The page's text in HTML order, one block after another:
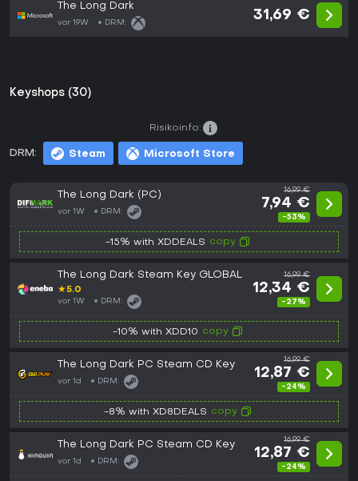
The Long Dark
vor 19W DRM:
31,69 €
Keyshops (30)
DRM: Steam Microsoft Store
Risikoinfo:
The Long Dark (PC)
vor 1W DRM:
16,99 €
7,94 €
-53%
-15% with XDDEALS copy
The Long Dark Steam Key GLOBAL
★5.0
vor 1W DRM:
16,99 €
12,34 €
-27%
-10% with XDD10 copy
The Long Dark PC Steam CD Key
vor 1d DRM:
16,99 €
12,87 €
-24%
-8% with XD8DEALS copy
The Long Dark PC Steam CD Key
vor 1d DRM:
16,99 €
12,87 €
-24%